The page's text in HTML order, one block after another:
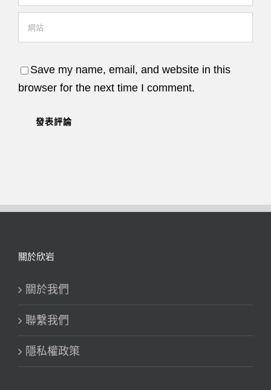
Save my name, email, and website in this
browser for the next time I comment.
關於欣岩
關於我們
聯繫我們
隱私權政策